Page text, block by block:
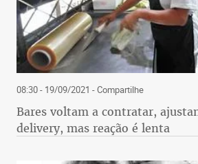
08:30 - 19/09/2021 - Compartilhe
Bares voltam a contratar,
delivery, mas reação é lenta